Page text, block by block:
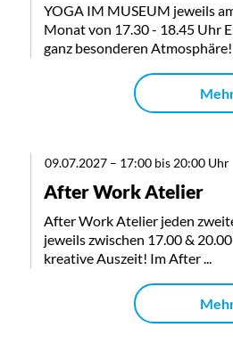
YOGA IM MUSEUM jeweils
Monat von 17.30 - 18.45 Uhr
ganz besonderen Atmosphäre!
09.07.2027 – 17:00 bis 20:00 Uhr
After Work Atelier
After Work Atelier jeden
jeweils zwischen 17.00 &
kreative Auszeit! Im After ...